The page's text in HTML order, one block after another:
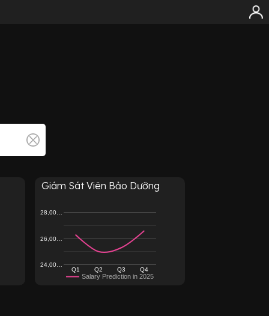
Giám Sát Viên Bảo Dưỡng
Salary Prediction in 2025
Q1 Q2 Q3 Q4
24,00…
26,00…
28,00…